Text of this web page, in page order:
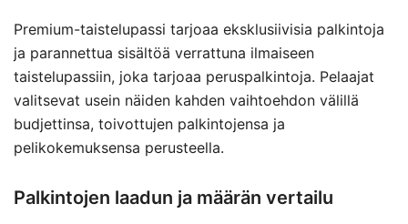
Premium-taistelupassi tarjoaa eksklusiivisia palkintoja
ja parannettua sisältöä verrattuna ilmaiseen
taistelupassiin, joka tarjoaa peruspalkintoja. Pelaajat
valitsevat usein näiden kahden vaihtoehdon välillä
budjettinsa, toivottujen palkintojensa ja
pelikokemuksensa perusteella.
Palkintojen laadun ja määrän vertailu